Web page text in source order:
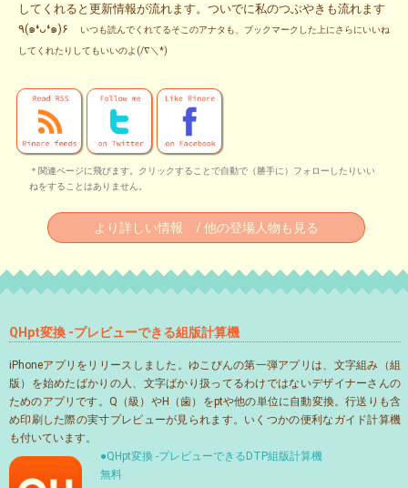
してくれると更新情報が流れます。ついでに私のつぶやきも流れます
٩(๑❛ᴗ❛๑)۶
いつも読んでくれてるそこのアナタも、ブックマークした上にさらにいいね
してくれたりしてもいいのよ(/∇＼*)
＊関連ページに飛びます。クリックすることで自動で（勝手に）フォローしたりいい
ねをすることはありません。
より詳しい情報 / 他の登場人物も見る
QHpt変換 -プレビューできる組版計算機
iPhoneアプリをリリースしました。ゆこびんの第一弾アプリは、文字組み（組
版）を始めたばかりの人、文字ばかり扱ってるわけではないデザイナーさんの
ためのアプリです。Q（級）やH（歯）をptや他の単位に自動変換。行送りも含
め印刷した際の実寸プレビューが見られます。いくつかの便利なガイド計算機
も付いています。
●QHpt変換 -プレビューできるDTP組版計算機
無料